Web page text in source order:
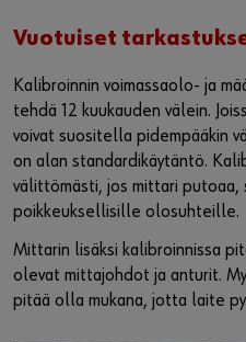
Vuotuiset
Kalibroinnin voimassaolo- ja
tehdä 12 kuukauden välein.
voivat suositella pidempääkin
on alan standardikäytäntö.
välittömästi, jos mittari putoaa,
poikkeuksellisille olosuhteille.
Mittarin lisäksi kalibroinnissa
olevat mittajohdot ja anturit.
pitää olla mukana, jotta laite